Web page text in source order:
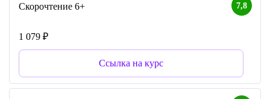
7,8
Скорочтение 6+
1 079 ₽
Ссылка на курс